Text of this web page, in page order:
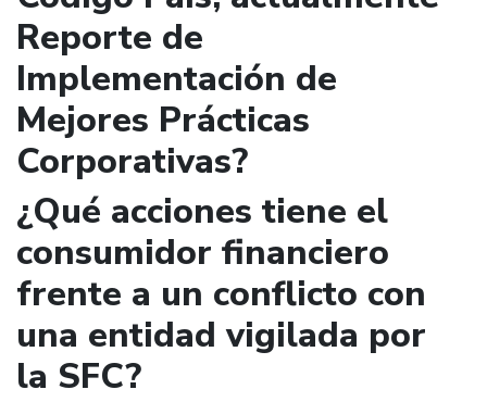
Reporte de
Implementación de
Mejores Prácticas
Corporativas?
¿Qué acciones tiene el
consumidor financiero
frente a un conflicto con
una entidad vigilada por
la SFC?